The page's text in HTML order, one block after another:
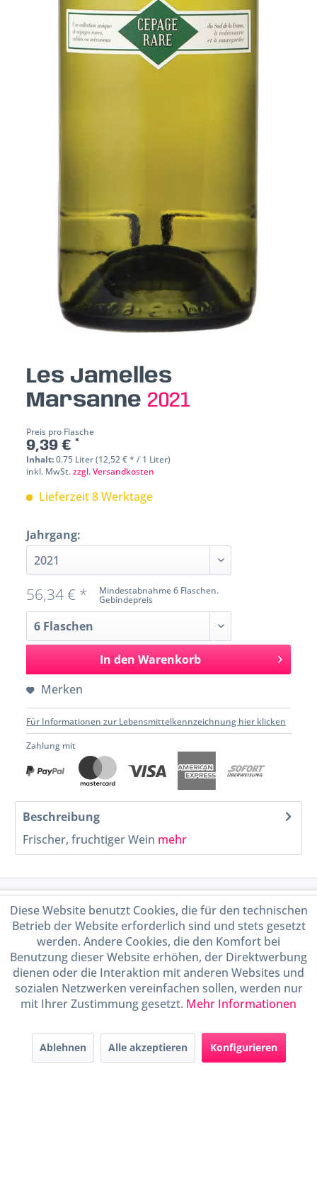
Les Jamelles
Marsanne 2021
Preis pro Flasche
9,39 € *
Inhalt:0.75 Liter (12,52 € * / 1 Liter)
inkl. MwSt.zzgl. Versandkosten
Lieferzeit 8 Werktage
Jahrgang:
Mindestabnahme 6 Flaschen.
Gebindepreis
56,34 € *
In den Warenkorb
Merken
Für Informationen zur Lebensmittelkennzeichnung hier klicken
Zahlung mit
Beschreibung
Frischer, fruchtiger Wein mehr
Service Hotline
Shop Service
Informationen
Handel mit BIO-Weinen
durch DE-ÖKO-009
Diese Website benutzt Cookies, die für den technischen
Betrieb der Website erforderlich sind und stets gesetzt
werden. Andere Cookies, die den Komfort bei
Benutzung dieser Website erhöhen, der Direktwerbung
dienen oder die Interaktion mit anderen Websites und
sozialen Netzwerken vereinfachen sollen, werden nur
mit Ihrer Zustimmung gesetzt. Mehr Informationen
Ablehnen Alle akzeptieren Konfigurieren